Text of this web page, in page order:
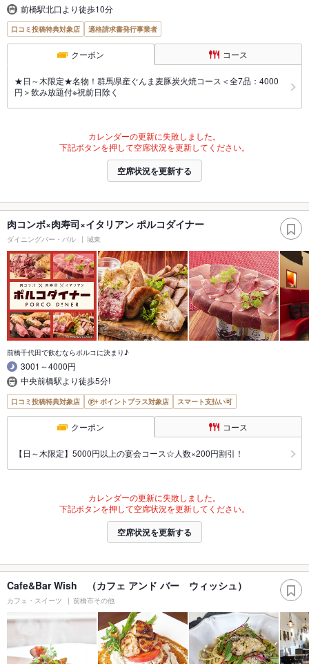
前橋駅北口より徒歩10分
口コミ投稿特典対象店 適格請求書発行事業者
クーポン コース
★日～木限定★名物！群馬県産ぐんま麦豚炭火焼コース＜全7品：4000
円＞飲み放題付※祝前日除く
カレンダーの更新に失敗しました。
下記ボタンを押して空席状況を更新してください。
空席状況を更新する
肉コンボ×肉寿司×イタリアン ポルコダイナー
ダイニングバー・バル 城東
前橋千代田で飲むならポルコに決まり♪
3001～4000円
中央前橋駅より徒歩5分!
口コミ投稿特典対象店 ポイントプラス対象店 スマート支払い可
クーポン コース
【日～木限定】5000円以上の宴会コース☆人数×200円割引！
カレンダーの更新に失敗しました。
下記ボタンを押して空席状況を更新してください。
空席状況を更新する
Cafe&Bar Wish （カフェ アンド バー ウィッシュ）
カフェ・スイーツ 前橋市その他